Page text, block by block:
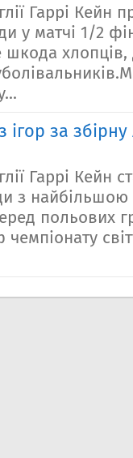
Гаррі Кейн
у матчі 1/2
шкода
за збірну
Гаррі Кейн
з найбільшою
польових